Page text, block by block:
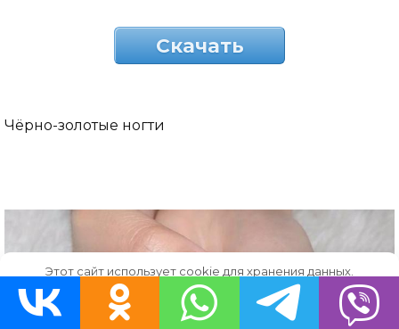
Скачать
Чёрно-золотые ногти
Этот сайт использует cookie для хранения данных.
Продолжая использовать сайт, Вы даете свое согласие на
работу с этими файлами.
OK